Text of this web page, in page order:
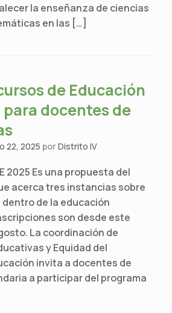
la enseñanza de ciencias
en las […]
de Educación
docentes de
22, 2025 porDistrito IV
2025 Es una propuesta del
acerca tres instancias sobre
de la educación
son desde este
La coordinación de
y Equidad del
invita a docentes de
a participar del programa